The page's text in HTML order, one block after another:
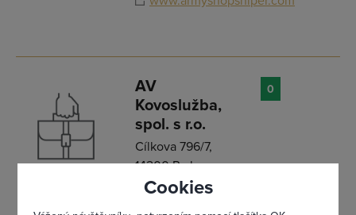
Cookies
AV
Kovoslužba,
spol. s r.o.
Cílkova 796/7,
14200 Praha -
Kamýk
0